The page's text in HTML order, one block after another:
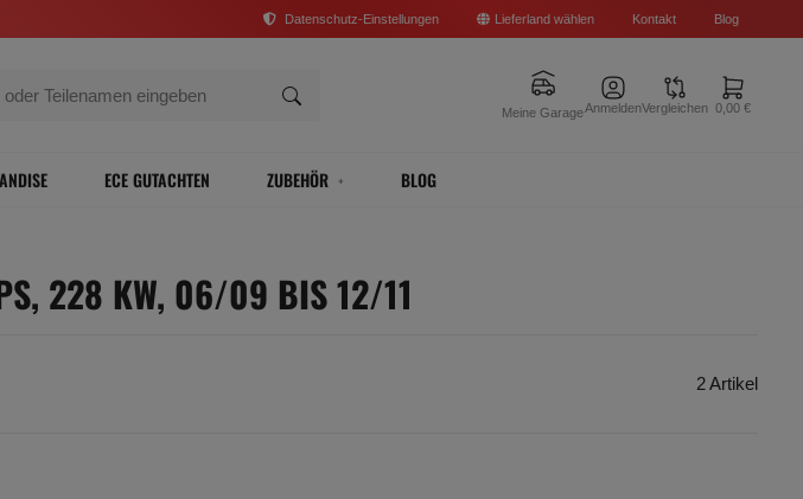
Datenschutz-Einstellungen Lieferland wählen Kontakt Blog
Meine GarageAnmeldenVergleichen 0,00 €
ECE GUTACHTEN ZUBEHÖR BLOG
228 KW, 06/09 BIS 12/11
2 Artikel